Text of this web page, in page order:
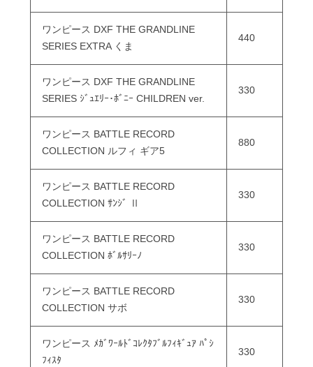
ワンピース DXF THE GRANDLINE
SERIES EXTRA くま
440
ワンピース DXF THE GRANDLINE
SERIES ｼﾞｭｴﾘｰ･ﾎﾞﾆｰ CHILDREN ver.
330
ワンピース BATTLE RECORD
COLLECTION ルフィ ギア5
880
ワンピース BATTLE RECORD
COLLECTION ｻﾝｼﾞ Ⅱ
330
ワンピース BATTLE RECORD
COLLECTION ﾎﾞﾙｻﾘｰﾉ
330
ワンピース BATTLE RECORD
COLLECTION サボ
330
ワンピース ﾒｶﾞﾜｰﾙﾄﾞｺﾚｸﾀﾌﾞﾙﾌｨｷﾞｭｱ ﾊﾟｼ
ﾌｨｽﾀ
330